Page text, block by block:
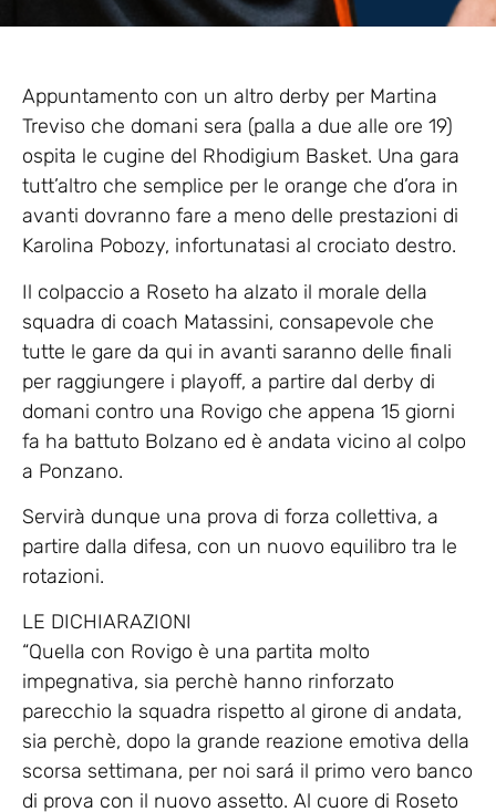
Appuntamento con un altro derby per Martina
Treviso che domani sera (palla a due alle ore 19)
ospita le cugine del Rhodigium Basket. Una gara
tutt’altro che semplice per le orange che d’ora in
avanti dovranno fare a meno delle prestazioni di
Karolina Pobozy, infortunatasi al crociato destro.
Il colpaccio a Roseto ha alzato il morale della
squadra di coach Matassini, consapevole che
tutte le gare da qui in avanti saranno delle finali
per raggiungere i playoff, a partire dal derby di
domani contro una Rovigo che appena 15 giorni
fa ha battuto Bolzano ed è andata vicino al colpo
a Ponzano.
Servirà dunque una prova di forza collettiva, a
partire dalla difesa, con un nuovo equilibro tra le
rotazioni.
LE DICHIARAZIONI
“Quella con Rovigo è una partita molto
impegnativa, sia perchè hanno rinforzato
parecchio la squadra rispetto al girone di andata,
sia perchè, dopo la grande reazione emotiva della
scorsa settimana, per noi sará il primo vero banco
di prova con il nuovo assetto. Al cuore di Roseto